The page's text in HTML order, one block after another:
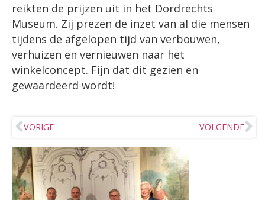
reikten de prijzen uit in het Dordrechts
Museum. Zij prezen de inzet van al die mensen
tijdens de afgelopen tijd van verbouwen,
verhuizen en vernieuwen naar het
winkelconcept. Fijn dat dit gezien en
gewaardeerd wordt!
VORIGE VOLGENDE